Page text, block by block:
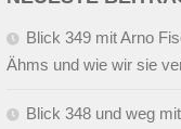
Blick 349 mit Arno
Ähms und wie wir sie
Blick 348 und weg